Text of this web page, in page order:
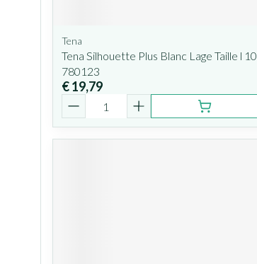
Tena
Tena Silhouette Plus Blanc Lage Taille l 10
780123
€ 19,79